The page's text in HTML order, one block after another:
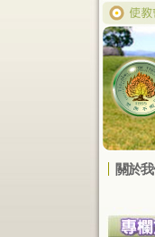
關於